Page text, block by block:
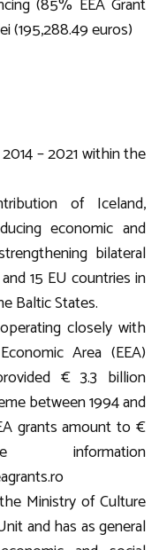
(195,288.49 euros)
– 2021 within the
of Iceland,
economic and
bilateral
15 EU countries in
Baltic States.
closely with
Area (EEA)
€ 3.3 billion
between 1994 and
grants amount to €
Ministry of Culture
and has as general